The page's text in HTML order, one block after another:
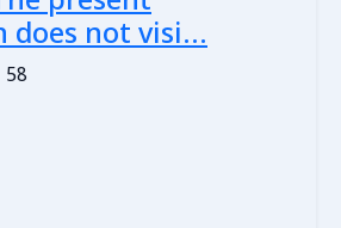
does not visi...
58